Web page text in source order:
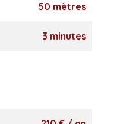
50 mètres
3 minutes